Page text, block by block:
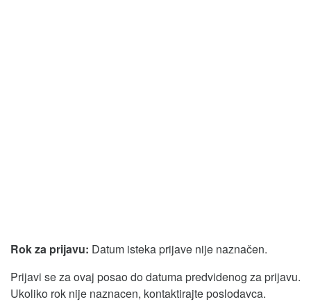
Rok za prijavu: Datum isteka prijave nije naznačen.
Prijavi se za ovaj posao do datuma predvidenog za prijavu.
Ukoliko rok nije naznacen, kontaktirajte poslodavca.